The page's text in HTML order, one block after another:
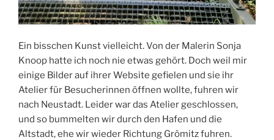
Ein bisschen Kunst vielleicht. Von der Malerin Sonja
Knoop hatte ich noch nie etwas gehört. Doch weil mir
einige Bilder auf ihrer Website gefielen und sie ihr
Atelier für Besucherinnen öffnen wollte, fuhren wir
nach Neustadt. Leider war das Atelier geschlossen,
und so bummelten wir durch den Hafen und die
Altstadt, ehe wir wieder Richtung Grömitz fuhren.